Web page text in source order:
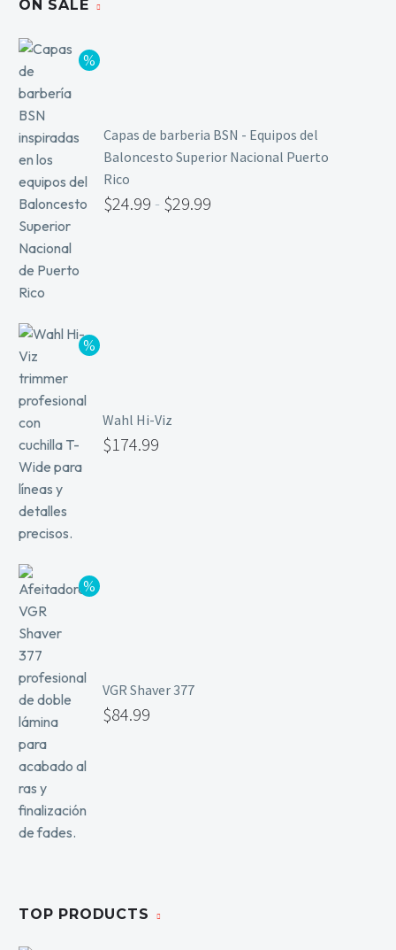
ON SALE
Capas de barberia BSN - Equipos del
Baloncesto Superior Nacional Puerto
Rico
$24.99 - $29.99
Wahl Hi-Viz
$174.99
VGR Shaver 377
$84.99
TOP PRODUCTS